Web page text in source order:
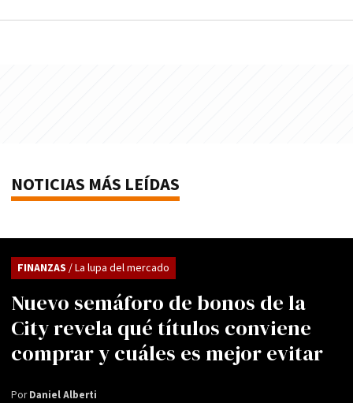
NOTICIAS MÁS LEÍDAS
Nuevo semáforo de bonos de la
City revela qué títulos conviene
comprar y cuáles es mejor evitar
FINANZAS / La lupa del mercado
PorDaniel Alberti